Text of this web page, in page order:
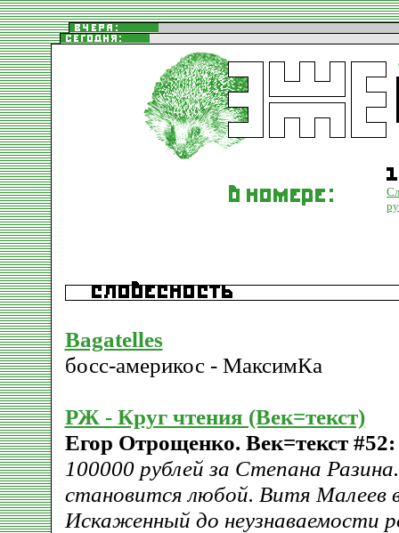
Bagatelles
босс-америкос - МаксимКа
РЖ - Круг чтения (Век=текст)
Егор Отрощенко. Век=текст #52:
100000 рублей за Степана
становится любой. Витя Малеев
Искаженный до неузнаваемости